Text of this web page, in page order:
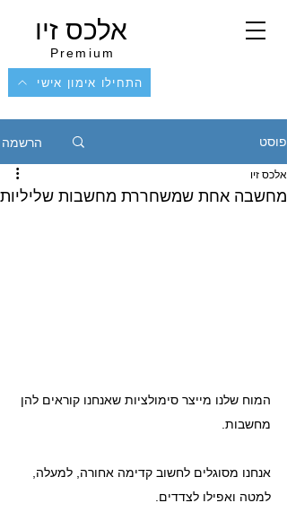
אלכס זיו
Premium
התחילו אימון אישי
פוסט הרשמה
מחשבה אחת שמשחררת מחשבות שליליות
אלכס זיו
המוח שלנו מייצר סימולציות שאנחנו קוראים להן
מחשבות.
אנחנו מסוגלים לחשוב קדימה אחורה, למעלה,
למטה ואפילו לצדדים.